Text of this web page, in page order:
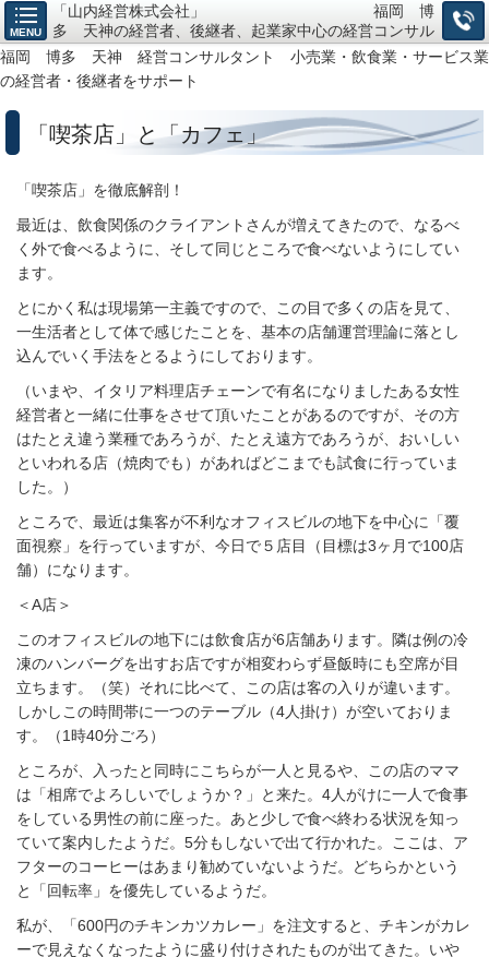
福岡 博多 天神 経営コンサルタント 小売業・飲食業・サービス業
の経営者・後継者をサポート
MENU
「山内経営株式会社」 福岡 博
多 天神の経営者、後継者、起業家中心の経営コンサル
タント、小売・飲食・サービス業の「経営戦略構築」か
ら「仕組作り」までお任せ下さい。
「喫茶店」と「カフェ」
「喫茶店」を徹底解剖！
最近は、飲食関係のクライアントさんが増えてきたので、なるべ
く外で食べるように、そして同じところで食べないようにしてい
ます。
とにかく私は現場第一主義ですので、この目で多くの店を見て、
一生活者として体で感じたことを、基本の店舗運営理論に落とし
込んでいく手法をとるようにしております。
（いまや、イタリア料理店チェーンで有名になりましたある女性
経営者と一緒に仕事をさせて頂いたことがあるのですが、その方
はたとえ違う業種であろうが、たとえ遠方であろうが、おいしい
といわれる店（焼肉でも）があればどこまでも試食に行っていま
した。）
ところで、最近は集客が不利なオフィスビルの地下を中心に「覆
面視察」を行っていますが、今日で５店目（目標は3ヶ月で100店
舗）になります。
＜A店＞
このオフィスビルの地下には飲食店が6店舗あります。隣は例の冷
凍のハンバーグを出すお店ですが相変わらず昼飯時にも空席が目
立ちます。（笑）それに比べて、この店は客の入りが違います。
しかしこの時間帯に一つのテーブル（4人掛け）が空いておりま
す。（1時40分ごろ）
ところが、入ったと同時にこちらが一人と見るや、この店のママ
は「相席でよろしいでしょうか？」と来た。4人がけに一人で食事
をしている男性の前に座った。あと少しで食べ終わる状況を知っ
ていて案内したようだ。5分もしないで出て行かれた。ここは、ア
フターのコーヒーはあまり勧めていないようだ。どちらかという
と「回転率」を優先しているようだ。
私が、「600円のチキンカツカレー」を注文すると、チキンがカレ
ーで見えなくなったように盛り付けされたものが出てきた。いや